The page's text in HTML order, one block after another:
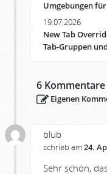
Umgebungen
19.07.2026
New Tab
Tab-Gruppen
6
Eigenen
blub
schrieb am24.
Sehr schön,